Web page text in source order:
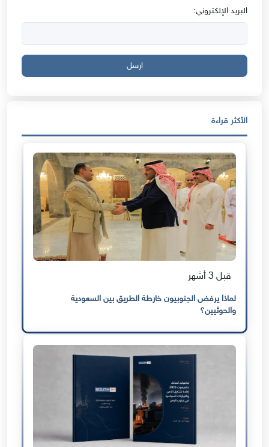
البريد الإلكتروني:
ارسل
الأكثر قراءة
قبل 3 أشهر
لماذا يرفض الجنوبيون خارطة الطريق بين السعودية
والحوثيين؟